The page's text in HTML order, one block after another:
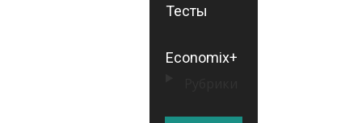
Тесты
Economix+